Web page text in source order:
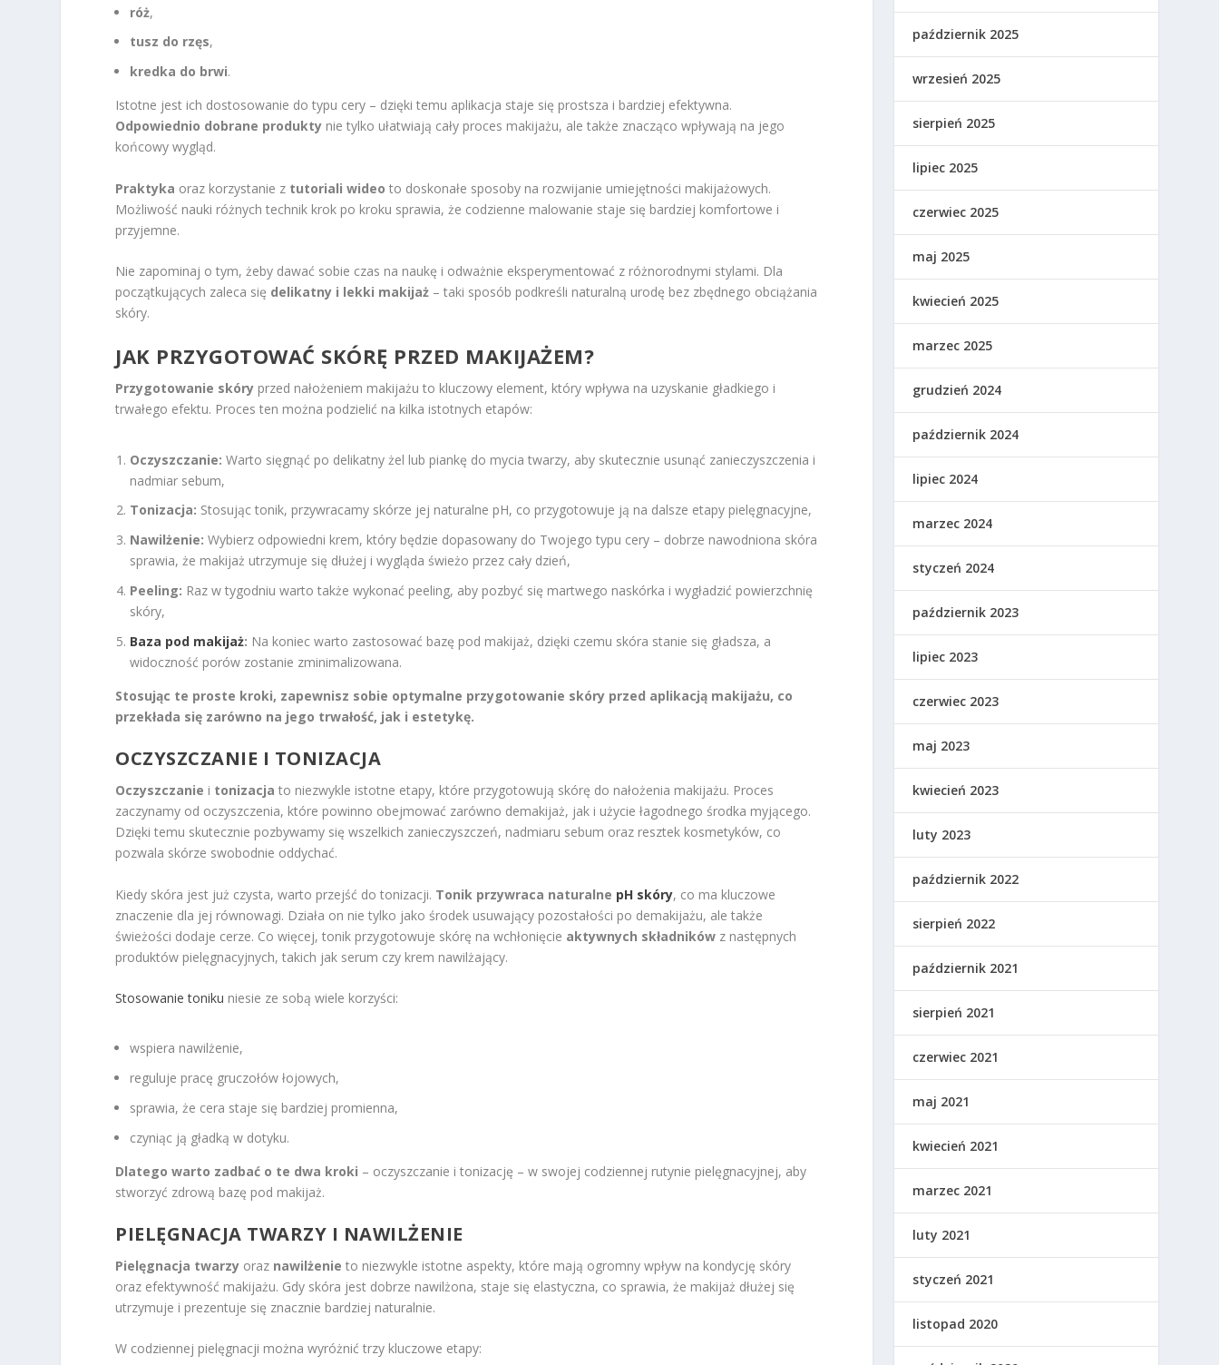
róż,
tusz do rzęs,
kredka do brwi.
Istotne jest ich dostosowanie do typu cery – dzięki temu aplikacja staje się prostsza i bardziej efektywna.
Odpowiednio dobrane produkty nie tylko ułatwiają cały proces makijażu, ale także znacząco wpływają na jego
końcowy wygląd.
Praktyka oraz korzystanie z tutoriali wideo to doskonałe sposoby na rozwijanie umiejętności makijażowych.
Możliwość nauki różnych technik krok po kroku sprawia, że codzienne malowanie staje się bardziej komfortowe i
przyjemne.
Nie zapominaj o tym, żeby dawać sobie czas na naukę i odważnie eksperymentować z różnorodnymi stylami. Dla
początkujących zaleca się delikatny i lekki makijaż – taki sposób podkreśli naturalną urodę bez zbędnego obciążania
skóry.
JAK PRZYGOTOWAĆ SKÓRĘ PRZED MAKIJAŻEM?
Przygotowanie skóry przed nałożeniem makijażu to kluczowy element, który wpływa na uzyskanie gładkiego i
trwałego efektu. Proces ten można podzielić na kilka istotnych etapów:
Oczyszczanie: Warto sięgnąć po delikatny żel lub piankę do mycia twarzy, aby skutecznie usunąć zanieczyszczenia i
nadmiar sebum,
Tonizacja: Stosując tonik, przywracamy skórze jej naturalne pH, co przygotowuje ją na dalsze etapy pielęgnacyjne,
Nawilżenie: Wybierz odpowiedni krem, który będzie dopasowany do Twojego typu cery – dobrze nawodniona skóra
sprawia, że makijaż utrzymuje się dłużej i wygląda świeżo przez cały dzień,
Peeling: Raz w tygodniu warto także wykonać peeling, aby pozbyć się martwego naskórka i wygładzić powierzchnię
skóry,
Baza pod makijaż: Na koniec warto zastosować bazę pod makijaż, dzięki czemu skóra stanie się gładsza, a
widoczność porów zostanie zminimalizowana.
Stosując te proste kroki, zapewnisz sobie optymalne przygotowanie skóry przed aplikacją makijażu, co
przekłada się zarówno na jego trwałość, jak i estetykę.
OCZYSZCZANIE I TONIZACJA
Oczyszczanie i tonizacja to niezwykle istotne etapy, które przygotowują skórę do nałożenia makijażu. Proces
zaczynamy od oczyszczenia, które powinno obejmować zarówno demakijaż, jak i użycie łagodnego środka myjącego.
Dzięki temu skutecznie pozbywamy się wszelkich zanieczyszczeń, nadmiaru sebum oraz resztek kosmetyków, co
pozwala skórze swobodnie oddychać.
Kiedy skóra jest już czysta, warto przejść do tonizacji. Tonik przywraca naturalne pH skóry, co ma kluczowe
znaczenie dla jej równowagi. Działa on nie tylko jako środek usuwający pozostałości po demakijażu, ale także
świeżości dodaje cerze. Co więcej, tonik przygotowuje skórę na wchłonięcie aktywnych składników z następnych
produktów pielęgnacyjnych, takich jak serum czy krem nawilżający.
Stosowanie toniku niesie ze sobą wiele korzyści:
wspiera nawilżenie,
reguluje pracę gruczołów łojowych,
sprawia, że cera staje się bardziej promienna,
czyniąc ją gładką w dotyku.
Dlatego warto zadbać o te dwa kroki – oczyszczanie i tonizację – w swojej codziennej rutynie pielęgnacyjnej, aby
stworzyć zdrową bazę pod makijaż.
PIELĘGNACJA TWARZY I NAWILŻENIE
Pielęgnacja twarzy oraz nawilżenie to niezwykle istotne aspekty, które mają ogromny wpływ na kondycję skóry
oraz efektywność makijażu. Gdy skóra jest dobrze nawilżona, staje się elastyczna, co sprawia, że makijaż dłużej się
utrzymuje i prezentuje się znacznie bardziej naturalnie.
W codziennej pielęgnacji można wyróżnić trzy kluczowe etapy:
październik 2025
wrzesień 2025
sierpień 2025
lipiec 2025
czerwiec 2025
maj 2025
kwiecień 2025
marzec 2025
grudzień 2024
październik 2024
lipiec 2024
marzec 2024
styczeń 2024
październik 2023
lipiec 2023
czerwiec 2023
maj 2023
kwiecień 2023
luty 2023
październik 2022
sierpień 2022
październik 2021
sierpień 2021
czerwiec 2021
maj 2021
kwiecień 2021
marzec 2021
luty 2021
styczeń 2021
listopad 2020